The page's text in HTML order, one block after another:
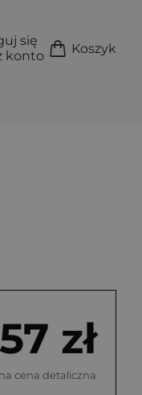
się
konto
Koszyk
zł
cena detaliczna